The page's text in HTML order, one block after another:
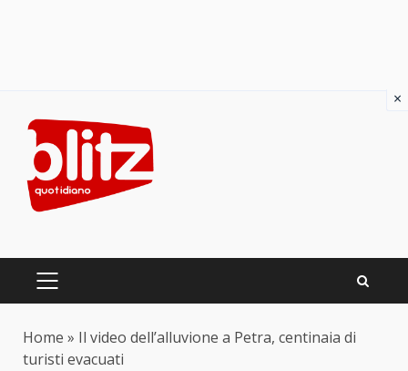
content
PRIMARY
Home » Il video dell’alluvione a Petra, centinaia di
turisti evacuati
×